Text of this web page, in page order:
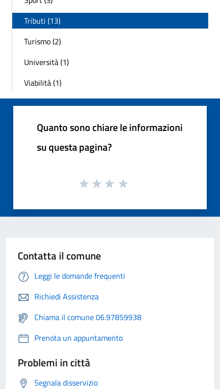
Tributi (13)
Turismo (2)
Università (1)
Viabilità (1)
Quanto sono chiare le informazioni
su questa pagina?
Contatta il comune
Leggi le domande frequenti
Richiedi Assistenza
Chiama il comune 06.97859938
Prenota un appuntamento
Problemi in città
Segnala disservizio